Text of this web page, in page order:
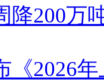
降200万
《2026